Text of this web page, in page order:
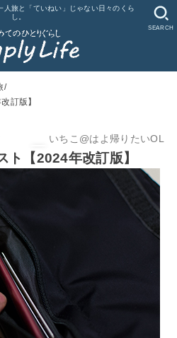
人旅と「ていねい」じゃない日々のくら
し。
SEARCH
訂版】
いちこ@はよ帰りたいOL
ト【2024年改訂版】